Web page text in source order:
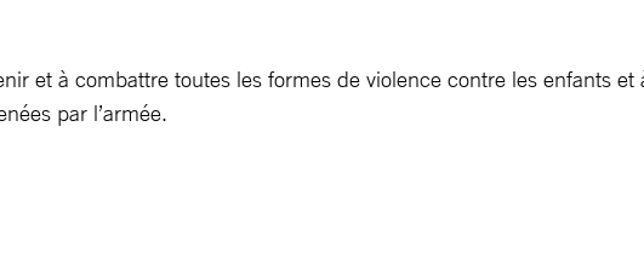
et à combattre toutes les formes de violence contre les enfants
par l’armée.